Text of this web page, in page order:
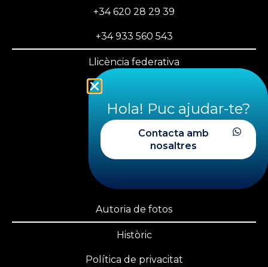
+34 620 28 29 39
+34 933 560 543
Llicència federativa
PLAYOFF FECDAS
Àrea privada
Transparència
Nosaltres
Autoria de fotos
Històric
Política de privacitat
Hola! Puc ajudar-te?
Contacta amb
nosaltres